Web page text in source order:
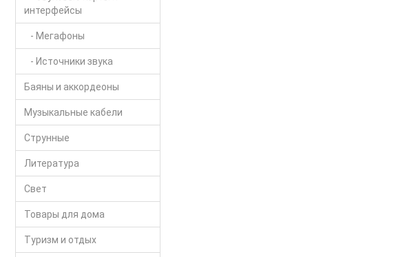
интерфейсы
- Мегафоны
- Источники звука
Баяны и аккордеоны
Музыкальные кабели
Струнные
Литература
Свет
Товары для дома
Туризм и отдых